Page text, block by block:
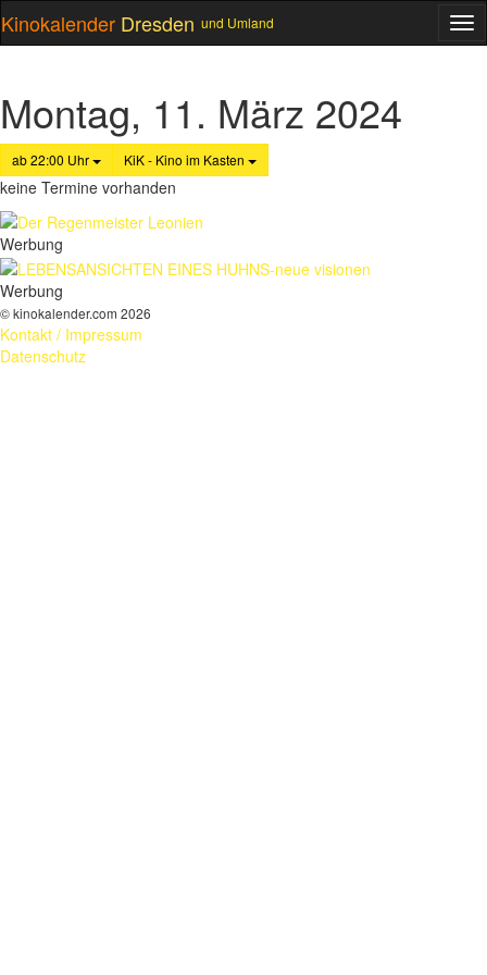
Kinokalender Dresden und Umland
Montag, 11. März 2024
ab 22:00 Uhr KiK - Kino im Kasten
keine Termine vorhanden
Werbung
Werbung
© kinokalender.com 2026
Kontakt / Impressum
Datenschutz